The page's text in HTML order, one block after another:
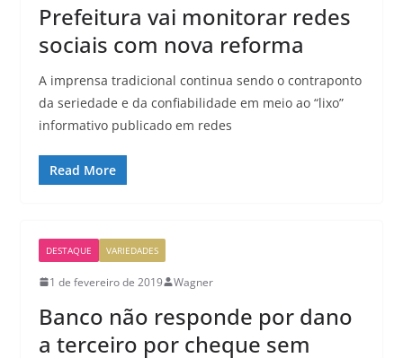
Prefeitura vai monitorar redes
sociais com nova reforma
A imprensa tradicional continua sendo o contraponto
da seriedade e da confiabilidade em meio ao “lixo”
informativo publicado em redes
Read More
DESTAQUE VARIEDADES
1 de fevereiro de 2019 Wagner
Banco não responde por dano
a terceiro por cheque sem